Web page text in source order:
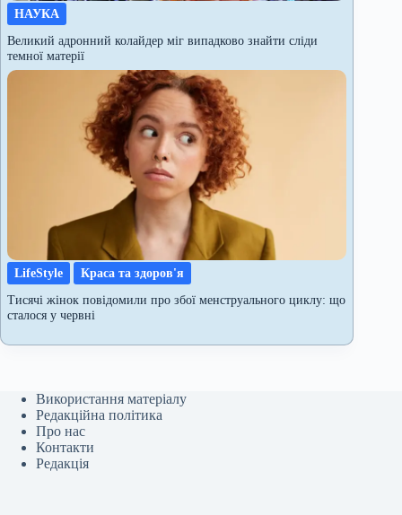
НАУКА
Великий адронний колайдер міг випадково знайти сліди
темної матерії
LifeStyle
Краса та здоров'я
Тисячі жінок повідомили про збої менструального циклу: що
сталося у червні
Використання матеріалу
Редакційна політика
Про нас
Контакти
Редакція